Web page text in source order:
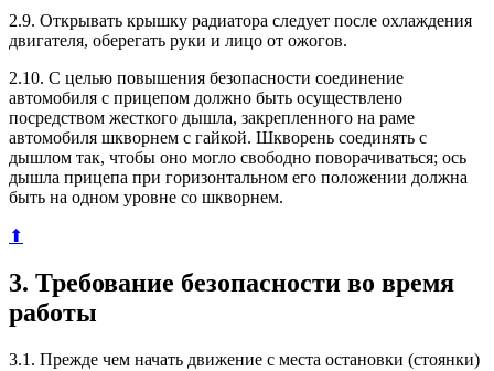
2.9. Открывать крышку радиатора следует после охлаждения
двигателя, оберегать руки и лицо от ожогов.
2.10. С целью повышения безопасности соединение
автомобиля с прицепом должно быть осуществлено
посредством жесткого дышла, закрепленного на раме
автомобиля шкворнем с гайкой. Шкворень соединять с
дышлом так, чтобы оно могло свободно поворачиваться; ось
дышла прицепа при горизонтальном его положении должна
быть на одном уровне со шкворнем.
⬆
3. Требование безопасности во время
работы
3.1. Прежде чем начать движение с места остановки (стоянки)